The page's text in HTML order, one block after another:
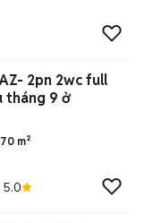
2pn 2wc full
tháng 9 ở
70 m²
5.0